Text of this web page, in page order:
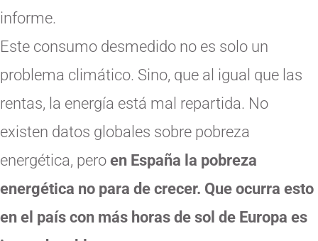
informe.
Este consumo desmedido no es solo un
problema climático. Sino, que al igual que las
rentas, la energía está mal repartida. No
existen datos globales sobre pobreza
energética, pero en España la pobreza
energética no para de crecer. Que ocurra esto
en el país con más horas de sol de Europa es